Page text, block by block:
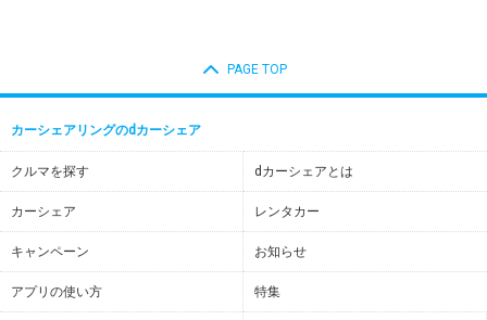
PAGE TOP
カーシェアリングのdカーシェア
クルマを探す dカーシェアとは
カーシェア レンタカー
キャンペーン お知らせ
アプリの使い方 特集